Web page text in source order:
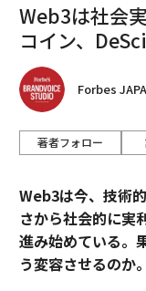
Web3は社会
コイン、
Forbes
著者フォロー
Web3は今、技術
さから社会的に実
進み始めている。
う変容させるのか。